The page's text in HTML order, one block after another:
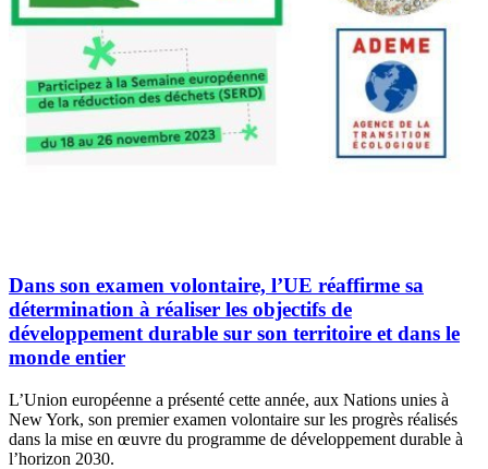
Dans son examen volontaire, l’UE réaffirme sa
détermination à réaliser les objectifs de
développement durable sur son territoire et dans le
monde entier
L’Union européenne a présenté cette année, aux Nations unies à
New York, son premier examen volontaire sur les progrès réalisés
dans la mise en œuvre du programme de développement durable à
l’horizon 2030.